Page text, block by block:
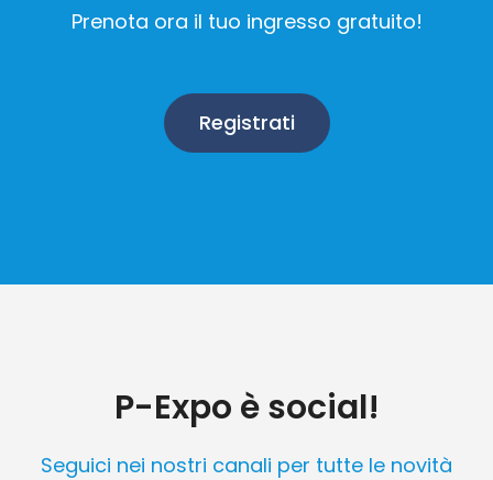
Prenota ora il tuo ingresso gratuito!
Registrati
P-Expo è social!
Seguici nei nostri canali per tutte le novità